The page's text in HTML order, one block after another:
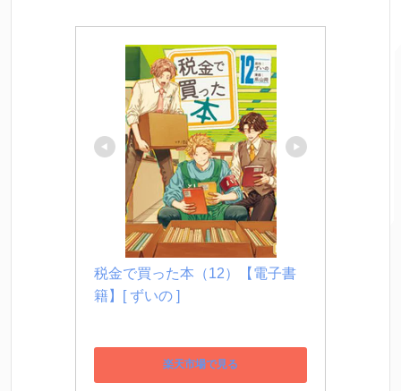
税金で買った本（12）【電子書
籍】[ ずいの ]
楽天市場で見る